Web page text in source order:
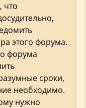
что
этого форума.
форума
сроки,
необходимо.
нужно